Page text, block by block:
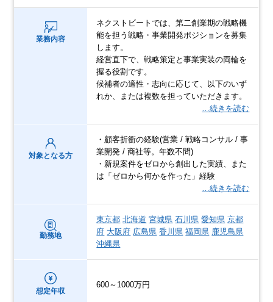
業務内容
ネクストビートでは、第二創業期の戦略機
能を担う戦略・事業開発ポジションを募集
します。
経営直下で、戦略策定と事業実装の両輪を
握る役割です。
候補者の適性・志向に応じて、以下のいず
れか、または複数を担っていただきます。
…続きを読む
対象となる方
・顧客折衝の経験(営業 / 戦略コンサル / 事
業開発 / 商社等。年数不問)
・新規案件をゼロから創出した実績、また
は「ゼロから何かを作った」経験
…続きを読む
勤務地
東京都 北海道 宮城県 石川県 愛知県 京都
府 大阪府 広島県 香川県 福岡県 鹿児島県
沖縄県
想定年収
600～1000万円